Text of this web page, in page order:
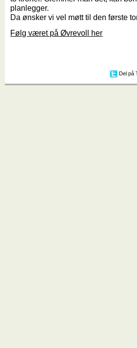
planlegger.
Da ønsker vi vel møtt til den første
Følg været på Øvrevoll her
Del på